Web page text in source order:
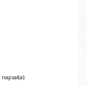
napsal(a):